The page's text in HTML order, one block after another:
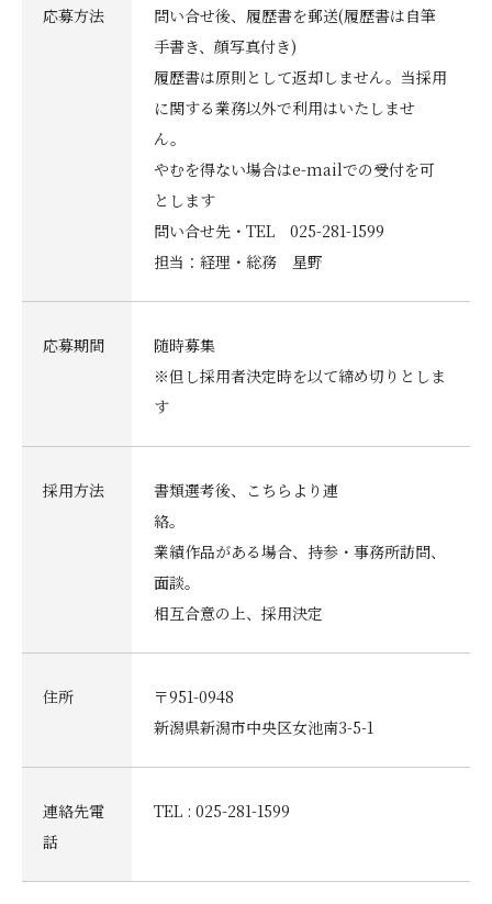
応募方法
問い合せ後、履歴書を郵送(履歴書は自筆
手書き、顔写真付き)
履歴書は原則として返却しません。当採用
に関する業務以外で利用はいたしませ
ん。
やむを得ない場合はe-mailでの受付を可
とします
問い合せ先・TEL 025-281-1599
担当：経理・総務 星野
応募期間
随時募集
※但し採用者決定時を以て締め切りとしま
す
採用方法
書類選考後、こちらより連
絡。
業績作品がある場合、持参・事務所訪問、
面談。
相互合意の上、採用決定
住所
〒951-0948
新潟県新潟市中央区女池南3-5-1
連絡先電
話
TEL : 025-281-1599